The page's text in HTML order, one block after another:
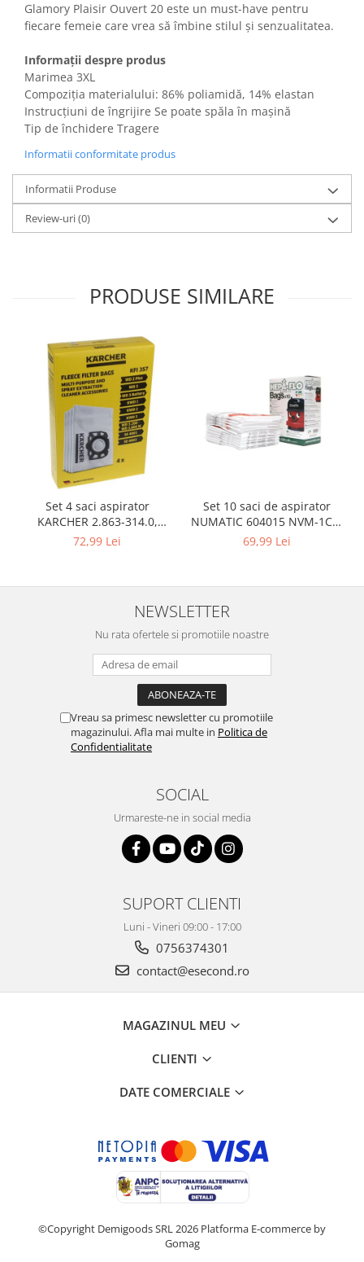
Genti si accesorii femei
Imbracaminte barbati
Imbracaminte si Incaltaminte copii
Incaltaminte barbati
Incaltaminte femei
Ochelari de soare
Ochelari de vedere
Gaming, Carti & Birotica
Birotica & Papetarie
Console, Jocuri & Accesorii
Accesorii aparate hair styling
Aparate cosmetice
Articole Sanatate si Wellness
Consumabile sanitare
Cosmetice si produse ingrijire
personala
Igiena dentara
Jucarii, Copii & Bebe
Camera copilului
Hrana bebelusi
Igiena si ingrijire
Maternitate
Accesorii animale de companie
Castroane si adapatori animale
Igiena animale de companie
Mobila si transport animale de
Zgarzi, lese si hamuri
Desktop PC & Monitoare
Imprimante, Scanere &
Retelistica & Supraveghere
Servere, Componente & UPS
Sport & Activitati in aer liber
TV, Audio & Foto
Aparate Foto & Accesorii
Audio HI-FI & Profesionale
Camere video si sport
Glamory Plaisir Ouvert 20 este un must-have pentru
fiecare femeie care vrea să îmbine stilul și senzualitatea.
Informații despre produs
Marimea 3XL
Compoziția materialului: 86% poliamidă, 14% elastan
Instrucțiuni de îngrijire Se poate spăla în mașină
Tip de închidere Tragere
Informatii conformitate produs
Informatii Produse
Review-uri(0)
PRODUSE SIMILARE
Set 4 saci aspirator
KARCHER 2.863-314.0,
compatibil cu WD, KWD, SE
72,99 Lei
Set 10 saci de aspirator
NUMATIC 604015 NVM-1CH,
9L
69,99 Lei
NEWSLETTER
Nu rata ofertele si promotiile noastre
Vreau sa primesc newsletter cu promotiile
magazinului. Afla mai multe in Politica de
Confidentialitate
SOCIAL
Urmareste-ne in social media
SUPORT CLIENTI
Luni - Vineri 09:00 - 17:00
0756374301
contact@esecond.ro
MAGAZINUL MEU
CLIENTI
DATE COMERCIALE
©Copyright Demigoods SRL 2026 Platforma E-commerce by
Gomag